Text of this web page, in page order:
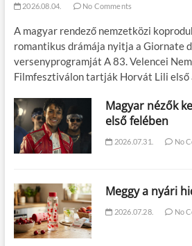
2026.08.04. No Comments
A magyar rendező nemzetközi
romantikus drámája nyitja a Giornate
versenyprogramját A 83. Velencei
Filmfesztiválon tartják Horvát Lili első
Magyar nézők
első felében
2026.07.31. No
Meggy a nyári
2026.07.28. No